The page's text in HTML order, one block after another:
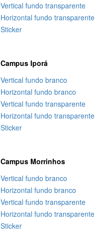
Vertical fundo transparente
Horizontal fundo transparente
Sticker
Campus Iporá
Vertical fundo branco
Horizontal fundo branco
Vertical fundo transparente
Horizontal fundo transparente
Sticker
Campus Morrinhos
Vertical fundo branco
Horizontal fundo branco
Vertical fundo transparente
Horizontal fundo transparente
Sticker